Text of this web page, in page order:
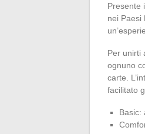
Presente
nei Paesi
Per unirti
ognuno
carte.
facilitato
Basic: